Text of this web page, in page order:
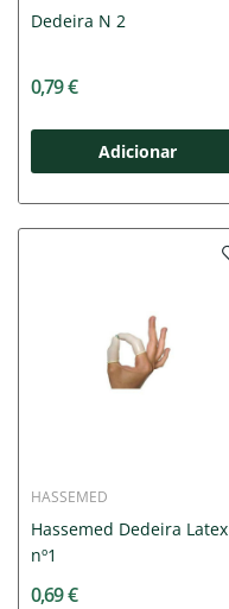
Dedeira N 2
0,79 €
Adicionar
HASSEMED
Hassemed Dedeira Latex
nº1
0,69 €